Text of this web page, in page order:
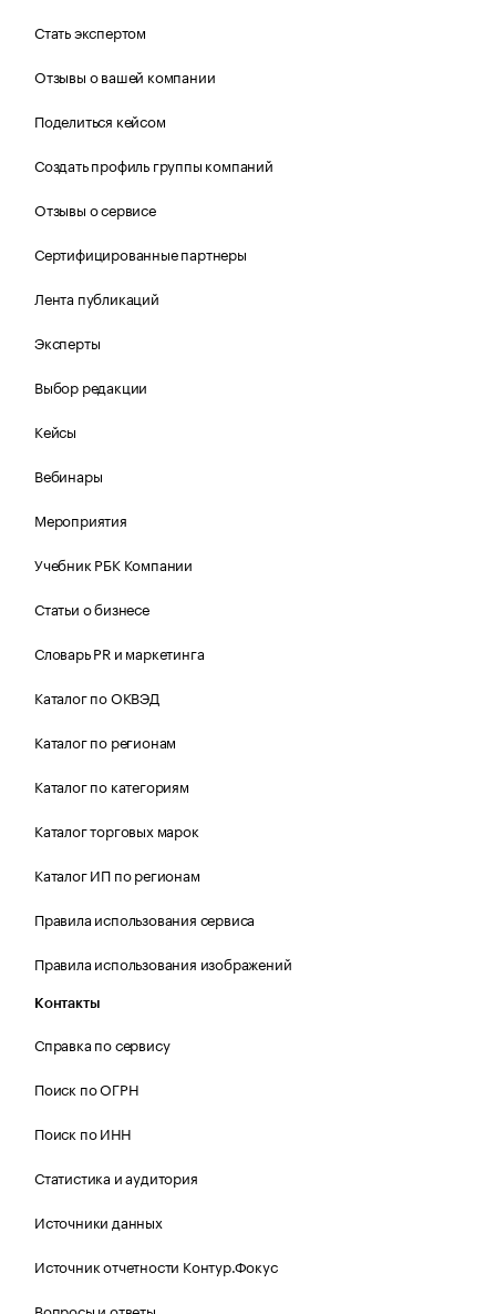
Стать экспертом
Отзывы о вашей компании
Поделиться кейсом
Создать профиль группы компаний
Отзывы о сервисе
Сертифицированные партнеры
Лента публикаций
Эксперты
Выбор редакции
Кейсы
Вебинары
Мероприятия
Учебник РБК Компании
Статьи о бизнесе
Словарь PR и маркетинга
Каталог по ОКВЭД
Каталог по регионам
Каталог по категориям
Каталог торговых марок
Каталог ИП по регионам
Правила использования сервиса
Правила использования изображений
Контакты
Справка по сервису
Поиск по ОГРН
Поиск по ИНН
Статистика и аудитория
Источники данных
Источник отчетности Контур.Фокус